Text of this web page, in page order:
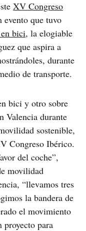
XV Congreso
evento que tuvo
bici, la elogiable
que aspira a
durante
de transporte.
bici y otro sobre
Valencia durante
sostenible,
Congreso Ibérico.
del coche”,
movilidad
“llevamos tres
la bandera de
el movimiento
proyecto para